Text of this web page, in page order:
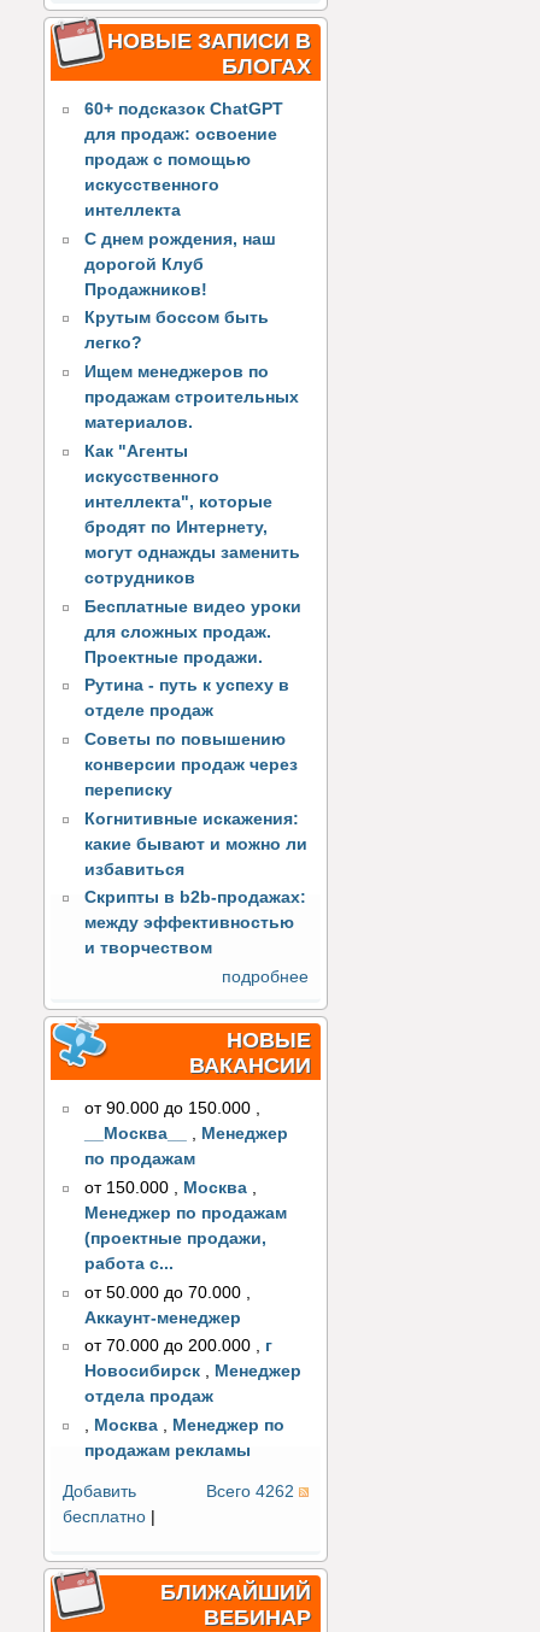
НОВЫЕ ЗАПИСИ В
БЛОГАХ
60+ подсказок ChatGPT
для продаж: освоение
продаж с помощью
искусственного
интеллекта
С днем рождения, наш
дорогой Клуб
Продажников!
Крутым боссом быть
легко?
Ищем менеджеров по
продажам строительных
материалов.
Как "Агенты
искусственного
интеллекта", которые
бродят по Интернету,
могут однажды заменить
сотрудников
Бесплатные видео уроки
для сложных продаж.
Проектные продажи.
Рутина - путь к успеху в
отделе продаж
Советы по повышению
конверсии продаж через
переписку
Когнитивные искажения:
какие бывают и можно ли
избавиться
Скрипты в b2b-продажах:
между эффективностью
и творчеством
подробнее
НОВЫЕ
ВАКАНСИИ
от 90.000 до 150.000 ,
__Москва__
, Менеджер
по продажам
от 150.000
Москва
Менеджер по продажам
(проектные продажи,
работа с...
от 50.000 до 70.000
Аккаунт-менеджер
от 70.000 до 200.000 , г
Новосибирск , Менеджер
отдела продаж
, Москва , Менеджер по
продажам рекламы
Всего 4262
Добавить
бесплатно
БЛИЖАЙШИЙ
ВЕБИНАР